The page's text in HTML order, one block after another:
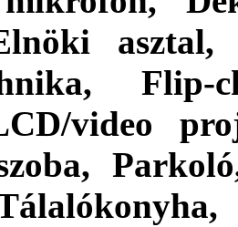
asztal,
video